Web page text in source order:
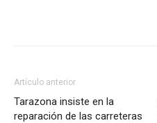
Artículo anterior
Tarazona insiste en la
reparación de las carreteras